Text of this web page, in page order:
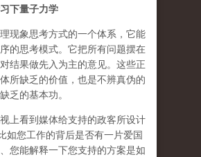
下量子力学
现象思考方式的一个体系，它能
的思考模式。它把所有问题摆在
结果做先入为主的意见。这些正
所缺乏的价值，也是不辨真伪的
乏的基本功。
上看到媒体给支持的政客所设计
如您工作的背后是否有一片爱国
您能解释一下您支持的方案是如